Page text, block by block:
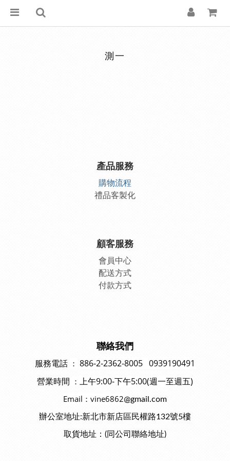
測一
產品服務
購物流程
禮品客製化
顧客服務
會員中心
配送方式
付款方式
聯絡我們
服務電話 ： 886-2-2362-8005 0939190491
營業時間 ： 上午9:00-下午5:00(週一至週五)
Email：vine6862@gmail.com
辦公室地址:新北市新店區民權路132號5樓
取貨地址：(同公司聯絡地址)